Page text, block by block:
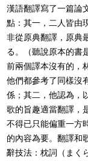
漢語翻譯寫了一篇論
點：其一，二人皆由
非從原典翻譯，原典
る。（聽說原本的書
前兩個譯本沒有的，
他們都參考了同樣沒
係；其二，他認為，
歌的旨趣適當翻譯，
不得已只能偏重一方
的內容為要。翻譯和
辭技法：枕詞（まく